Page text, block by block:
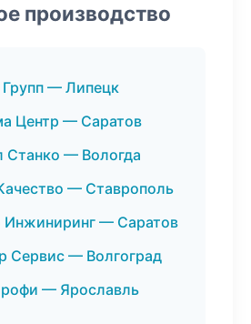
производство
— Липецк
Центр — Саратов
— Вологда
— Ставрополь
Инжиниринг — Саратов
Сервис — Волгоград
— Ярославль